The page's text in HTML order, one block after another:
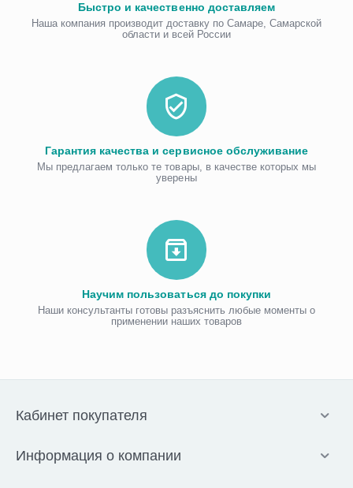
Быстро и качественно доставляем
Наша компания производит доставку по Самаре, Самарской
области и всей России
Гарантия качества и сервисное обслуживание
Мы предлагаем только те товары, в качестве которых мы
уверены
Научим пользоваться до покупки
Наши консультанты готовы разъяснить любые моменты о
применении наших товаров
Кабинет покупателя
Информация о компании